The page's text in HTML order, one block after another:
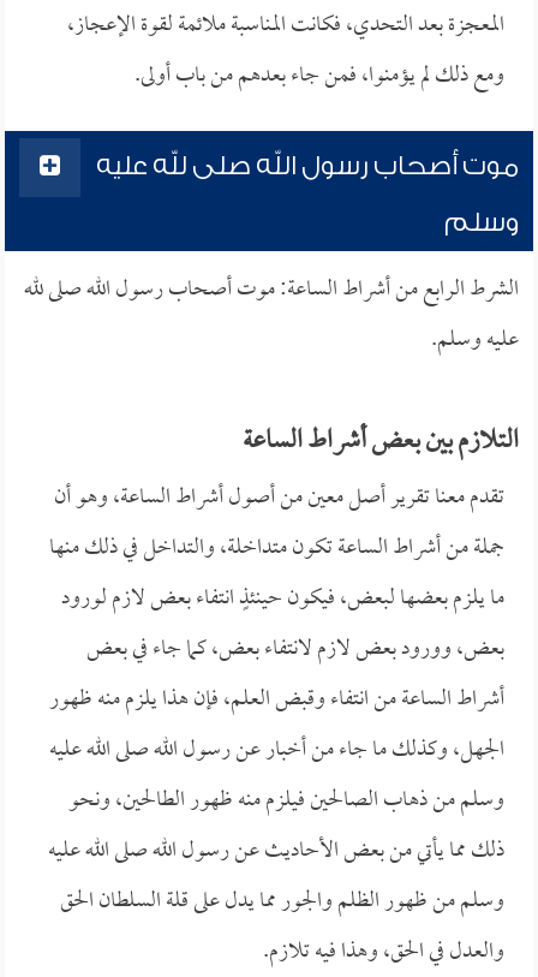
المعجزة بعد التحدي، فكانت المناسبة ملائمة لقوة الإعجاز،
ومع ذلك لم يؤمنوا، فمن جاء بعدهم من باب أولى.
موت أصحاب رسول الله صلى لله عليه
وسلم
الشرط الرابع من أشراط الساعة: موت أصحاب رسول الله صلى لله
عليه وسلم.
التلازم بين بعض أشراط الساعة
تقدم معنا تقرير أصل معين من أصول أشراط الساعة، وهو أن
جملة من أشراط الساعة تكون متداخلة، والتداخل في ذلك منها
ما يلزم بعضها لبعض، فيكون حينئذٍ انتفاء بعض لازم لورود
بعض، وورود بعض لازم لانتفاء بعض، كما جاء في بعض
أشراط الساعة من انتفاء وقبض العلم، فإن هذا يلزم منه ظهور
الجهل، وكذلك ما جاء من أخبار عن رسول الله صلى الله عليه
وسلم من ذهاب الصالحين فيلزم منه ظهور الطالحين، ونحو
ذلك مما يأتي من بعض الأحاديث عن رسول الله صلى الله عليه
وسلم من ظهور الظلم والجور مما يدل على قلة السلطان الحق
والعدل في الحق، وهذا فيه تلازم.